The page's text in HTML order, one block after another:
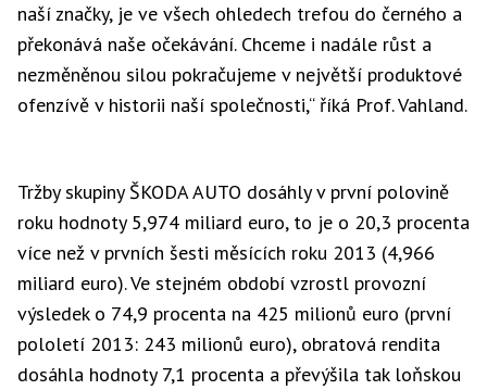
naší značky, je ve všech ohledech trefou do černého a
překonává naše očekávání. Chceme i nadále růst a
nezměněnou silou pokračujeme v největší produktové
ofenzívě v historii naší společnosti,“ říká Prof. Vahland.
Tržby skupiny ŠKODA AUTO dosáhly v první polovině
roku hodnoty 5,974 miliard euro, to je o 20,3 procenta
více než v prvních šesti měsících roku 2013 (4,966
miliard euro). Ve stejném období vzrostl provozní
výsledek o 74,9 procenta na 425 milionů euro (první
pololetí 2013: 243 milionů euro), obratová rendita
dosáhla hodnoty 7,1 procenta a převýšila tak loňskou